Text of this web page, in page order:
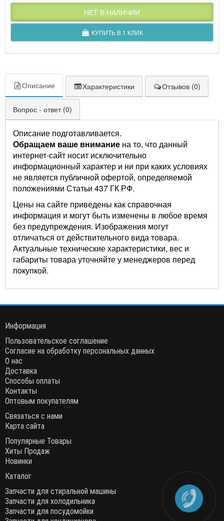
НЕТ В НАЛИЧИИ
КУПИТЬ В 1 КЛИК
Описание Характеристики Отзывов (0)
Вопрос - ответ (0)
Описание подготавливается.
Обращаем ваше внимание на то, что данный
интернет-сайт носит исключительно
информационный характер и ни при каких условиях
не является публичной офертой, определяемой
положениями Статьи 437 ГК РФ.
Цены на сайте приведены как справочная
информация и могут быть изменены в любое время
без предупреждения. Изображения могут
отличаться от действительного вида товара.
Актуальные технические характеристики, вес и
габариты товара уточняйте у менеджеров перед
покупкой.
Информация
Пользовательское соглашение
Согласие на обработку персональных данных
О нас
Доставка
Способы оплаты
Контакты
Оптовым покупателям
Связаться с нами
Карта сайта
Популярные Товары
Хиты Продаж
Новинки
Каталог
Запчасти для стиральной машины
Запчасти для холодильника
Запчасти для посудомойки